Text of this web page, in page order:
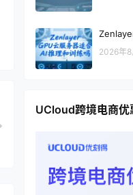
2026年8
UCloud跨境电商优